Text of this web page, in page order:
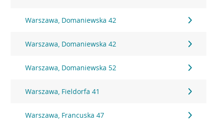
Warszawa, Domaniewska 42
Warszawa, Domaniewska 42
Warszawa, Domaniewska 52
Warszawa, Fieldorfa 41
Warszawa, Francuska 47